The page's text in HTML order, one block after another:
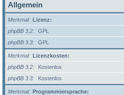
Allgemein
Merkmal
Lizenz:
phpBB 3.2
GPL
phpBB 3.3
GPL
Merkmal
Lizenzkosten:
phpBB 3.2
Kostenlos
phpBB 3.3
Kostenlos
Merkmal
Programmiersprache: